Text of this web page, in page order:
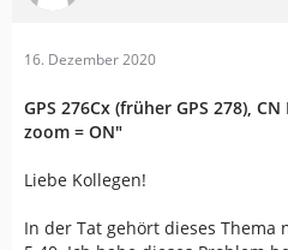
16. Dezember 2020
GPS 276Cx (früher GPS 278),
zoom = ON"
Liebe Kollegen!
In der Tat gehört dieses Thema